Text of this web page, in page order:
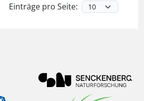
Einträge pro Seite: